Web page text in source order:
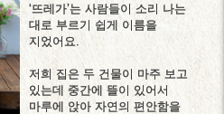
‘뜨레가’는 사람들이 소리 나는
대로 부르기 쉽게 이름을
지었어요.
저희 집은 두 건물이 마주 보고
있는데 중간에 뜰이 있어서
마루에 앉아 자연의 편안함을